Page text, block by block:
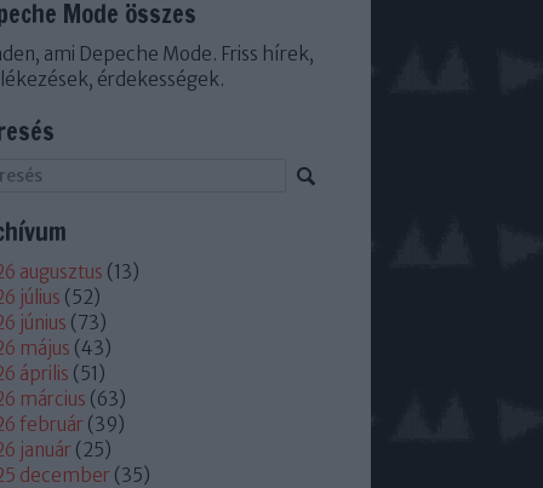
Mode összes
ami Depeche Mode. Friss hírek,
érdekességek.
augusztus (13)
július (52)
június (73)
május (43)
április (51)
március (63)
február (39)
január (25)
december (35)